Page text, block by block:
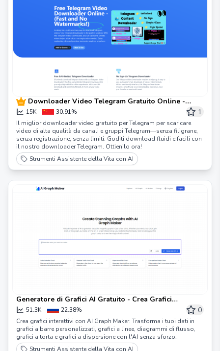
Downloader Video Telegram Gratuito Online -
(Veloce e Senza Filigrane!)
15K 30.91% 1
Il miglior downloader video gratuito per Telegram per scaricare
video di alta qualità da canali e gruppi Telegram—senza filigrane,
senza registrazione, senza limiti. Goditi download fluidi e facili con
il nostro downloader Telegram. Ottienilo ora!
Strumenti Assistente della Vita con AI
Generatore di Grafici AI Gratuito - Crea Grafici
Interattivi in Pochi Secondi
51.3K 22.38% 0
Crea grafici interattivi con AI Graph Maker. Trasforma i tuoi dati in
grafici a barre personalizzati, grafici a linee, diagrammi di flusso,
grafici a torta e grafici a dispersione con l'AI senza sforzo.
Strumenti Assistente della Vita con AI